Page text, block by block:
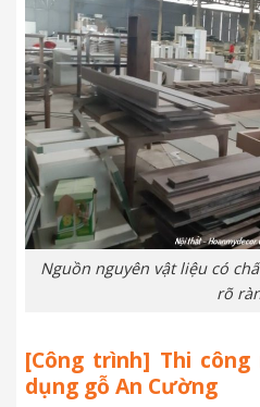
Nguồn nguyên vật liệu có
rõ
[Công trình] Thi
dụng gỗ An Cường